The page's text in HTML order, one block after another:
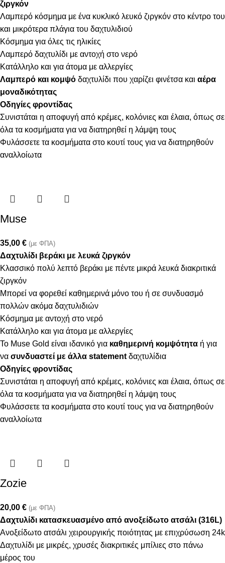
ζιργκόν
Λαμπερό κόσμημα με ένα κυκλικό λευκό ζιργκόν στο κέντρο του
και μικρότερα πλάγια του δαχτυλιδιού
Κόσμημα για όλες τις ηλικίες
Λαμπερό δαχτυλίδι με αντοχή στο νερό
Κατάλληλο και για άτομα με αλλεργίες
Λαμπερό και κομψό δαχτυλίδι που χαρίζει φινέτσα και αέρα
μοναδικότητας
Οδηγίες φροντίδας
Συνιστάται η αποφυγή από κρέμες, κολόνιες και έλαια, όπως σε
όλα τα κοσμήματα για να διατηρηθεί η λάμψη τους
Φυλάσσετε τα κοσμήματα στο κουτί τους για να διατηρηθούν
αναλλοίωτα
Muse
35,00 € (με ΦΠΑ)
Δαχτυλίδι βεράκι με λευκά ζιργκόν
Κλασσικό πολύ λεπτό βεράκι με πέντε μικρά λευκά διακριτικά
ζιργκόν
Μπορεί να φορεθεί καθημερινά μόνο του ή σε συνδυασμό
πολλών ακόμα δαχτυλιδιών
Κόσμημα με αντοχή στο νερό
Κατάλληλο και για άτομα με αλλεργίες
Το Muse Gold είναι ιδανικό για καθημερινή κομψότητα ή για
να συνδυαστεί με άλλα statementδαχτυλίδια
Οδηγίες φροντίδας
Συνιστάται η αποφυγή από κρέμες, κολόνιες και έλαια, όπως σε
όλα τα κοσμήματα για να διατηρηθεί η λάμψη τους
Φυλάσσετε τα κοσμήματα στο κουτί τους για να διατηρηθούν
αναλλοίωτα
Zozie
20,00 € (με ΦΠΑ)
Δαχτυλίδι κατασκευασμένο από ανοξείδωτο ατσάλι (316L)
Ανοξείδωτο ατσάλι χειρουργικής ποιότητας με επιχρύσωση 24k
Δαχτυλίδι με μικρές, χρυσές διακριτικές μπίλιες στο πάνω
μέρος του